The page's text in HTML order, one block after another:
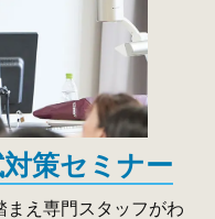
策セミナー
まえ専門スタッフがわ